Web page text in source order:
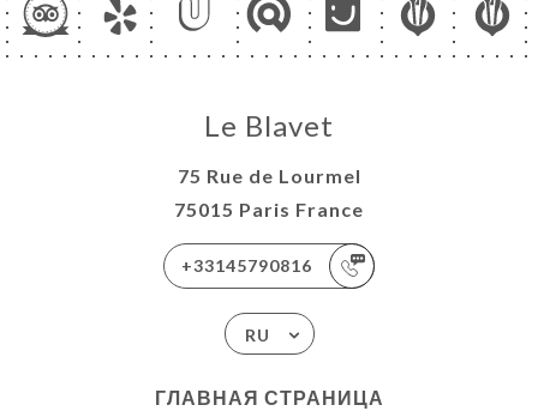
Le Blavet
75 Rue de Lourmel
75015 Paris France
+33145790816
RU
ГЛАВНАЯ СТРАНИЦА